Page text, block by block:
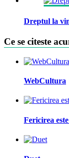
Dreptul la
Ce se citeste
WebCultura
Fericirea